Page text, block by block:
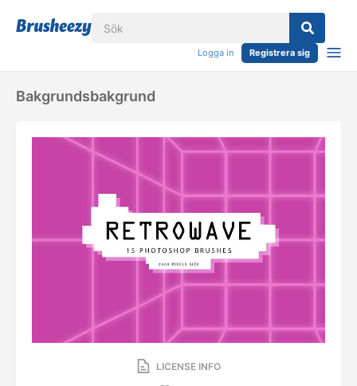
Logga in Registrera sig
Bakgrundsbakgrund
LICENSE INFO